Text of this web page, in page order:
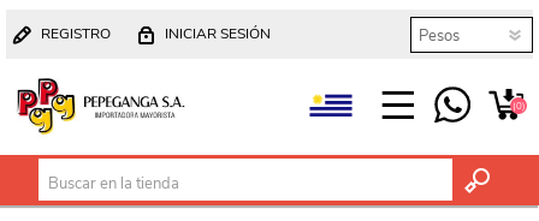
REGISTRO INICIAR SESIÓN
(0)